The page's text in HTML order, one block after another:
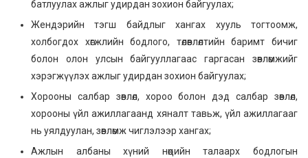
батлуулах ажлыг удирдан зохион байгуулах;
Жендэрийн тэгш байдлыг хангах хууль тогтоомж,
холбогдох хөгжлийн бодлого, төлөвлөлтийн баримт бичиг
болон олон улсын байгууллагаас гаргасан зөвлөмжийг
хэрэгжүүлэх ажлыг удирдан зохион байгуулах;
Хорооны салбар зөвлөл, хороо болон дэд салбар зөвлөл,
хорооны үйл ажиллагаанд хяналт тавьж, үйл ажиллагааг
нь уялдуулан, зөвлөмж чиглэлээр хангах;
Ажлын албаны хүний нөөцийн талаарх бодлогын